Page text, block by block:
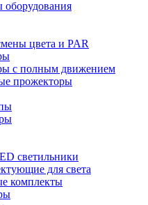
цвета и PAR
с полным движением
прожекторы
светильники
для света
комплекты